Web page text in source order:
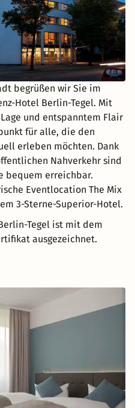
begrüßen wir Sie im
Hotel Berlin-Tegel. Mit
und entspanntem Flair
für alle, die den
erleben möchten. Dank
Nahverkehr sind
bequem erreichbar.
Eventlocation The Mix
3-Sterne-Superior-Hotel.
Tegel ist mit dem
ausgezeichnet.